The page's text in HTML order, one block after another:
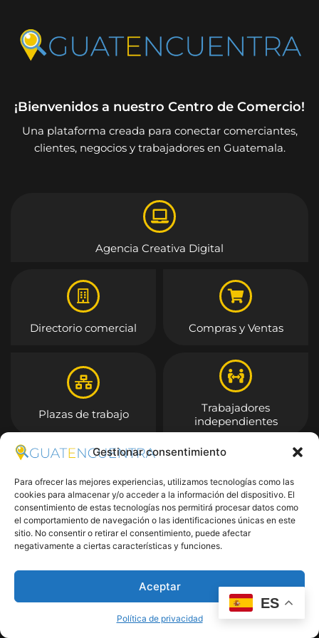
Gestionar consentimiento
Para ofrecer las mejores experiencias, utilizamos tecnologías como las
cookies para almacenar y/o acceder a la información del dispositivo. El
consentimiento de estas tecnologías nos permitirá procesar datos como
el comportamiento de navegación o las identificaciones únicas en este
sitio. No consentir o retirar el consentimiento, puede afectar
negativamente a ciertas características y funciones.
Aceptar
Política de privacidad
¡Bienvenidos a nuestro Centro de Comercio!
Una plataforma creada para conectar comerciantes,
clientes, negocios y trabajadores en Guatemala.
Agencia Creativa Digital
Directorio comercial Compras y Ventas
Plazas de trabajo
Trabajadores
independientes
Entrar
ES